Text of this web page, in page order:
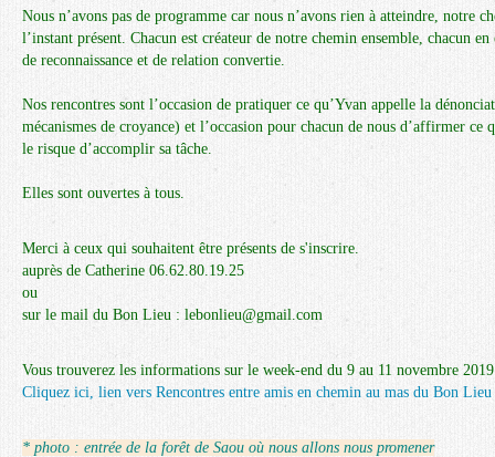
Nous n’avons pas de programme car nous n’avons rien à atteindre, notre
l’instant présent. Chacun est créateur de notre chemin ensemble, chacun
de reconnaissance et de relation convertie.
Nos rencontres sont l’occasion de pratiquer ce qu’Yvan appelle la
mécanismes de croyance) et l’occasion pour chacun de nous d’affirmer
le risque d’accomplir sa tâche.
Elles sont ouvertes à tous.
Merci à ceux qui souhaitent être présents de s'inscrire.
auprès de Catherine 06.62.80.19.25
ou
sur le mail du Bon Lieu : lebonlieu@gmail.com
Vous trouverez les informations sur le week-end du 9 au 11 novembre
Cliquez ici, lien vers Rencontres entre amis en chemin au mas du Bon Lieu
* photo : entrée de la forêt de Saou où nous allons nous promener